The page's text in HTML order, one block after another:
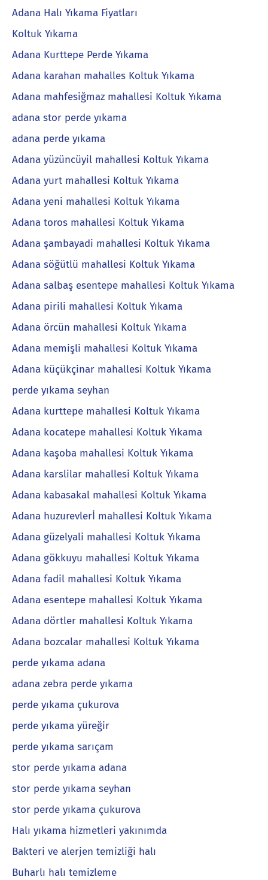
Adana Halı Yıkama Fiyatları
Koltuk Yıkama
Adana Kurttepe Perde Yıkama
Adana karahan mahalles Koltuk Yıkama
Adana mahfesiğmaz mahallesi Koltuk Yıkama
adana stor perde yıkama
adana perde yıkama
Adana yüzüncüyil mahallesi Koltuk Yıkama
Adana yurt mahallesi Koltuk Yıkama
Adana yeni mahallesi Koltuk Yıkama
Adana toros mahallesi Koltuk Yıkama
Adana şambayadi mahallesi Koltuk Yıkama
Adana söğütlü mahallesi Koltuk Yıkama
Adana salbaş esentepe mahallesi Koltuk Yıkama
Adana pirili mahallesi Koltuk Yıkama
Adana örcün mahallesi Koltuk Yıkama
Adana memişli mahallesi Koltuk Yıkama
Adana küçükçinar mahallesi Koltuk Yıkama
perde yıkama seyhan
Adana kurttepe mahallesi Koltuk Yıkama
Adana kocatepe mahallesi Koltuk Yıkama
Adana kaşoba mahallesi Koltuk Yıkama
Adana karslilar mahallesi Koltuk Yıkama
Adana kabasakal mahallesi Koltuk Yıkama
Adana huzurevlerİ mahallesi Koltuk Yıkama
Adana güzelyali mahallesi Koltuk Yıkama
Adana gökkuyu mahallesi Koltuk Yıkama
Adana fadil mahallesi Koltuk Yıkama
Adana esentepe mahallesi Koltuk Yıkama
Adana dörtler mahallesi Koltuk Yıkama
Adana bozcalar mahallesi Koltuk Yıkama
perde yıkama adana
adana zebra perde yıkama
perde yıkama çukurova
perde yıkama yüreğir
perde yıkama sarıçam
stor perde yıkama adana
stor perde yıkama seyhan
stor perde yıkama çukurova
Halı yıkama hizmetleri yakınımda
Bakteri ve alerjen temizliği halı
Buharlı halı temizleme